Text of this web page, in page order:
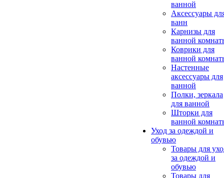
ванной
Аксессуары
ванн
Карнизы для
ванной
Коврики для
ванной
Настенные
аксессуары для
ванной
Полки, зеркала
для ванной
Шторки для
ванной
Уход за одеждой и
обувью
Товары для
за одеждой и
обувью
Товары для